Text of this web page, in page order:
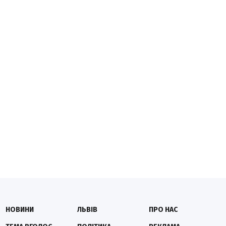
НОВИНИ
ЛЬВІВ
ПРО НАС